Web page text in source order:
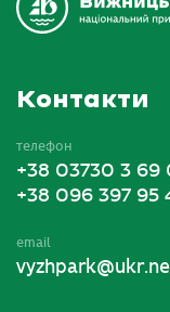
Контакти
телефон
+38 03730 3 69
+38 096 397 95
email